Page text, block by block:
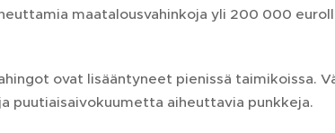
maatalousvahinkoja yli 200 000
ovat lisääntyneet pienissä taimikoissa.
puutiaisaivokuumetta aiheuttavia punkkeja.